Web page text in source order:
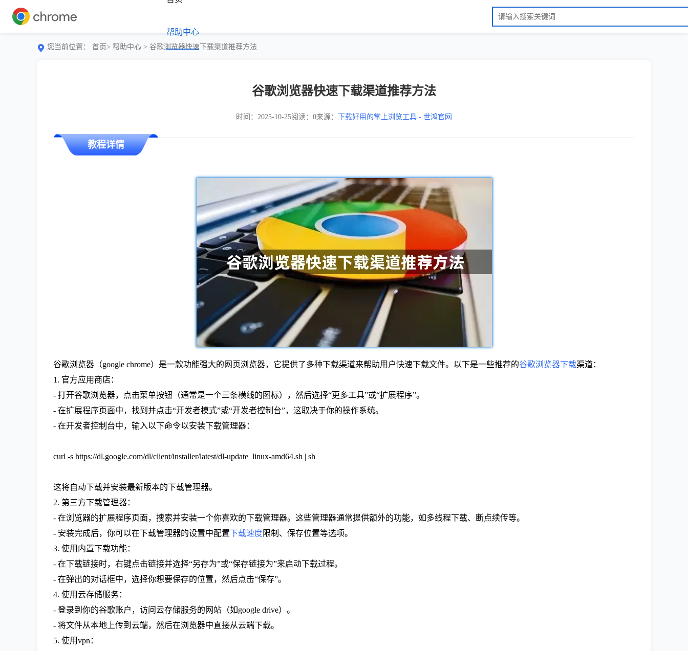
帮助中心
您当前位置： 首页> 帮助中心 > 谷歌浏览器快速下载渠道推荐方法
谷歌浏览器快速下载渠道推荐方法
时间：2025-10-25阅读：0来源： 下载好用的掌上浏览工具 - 世鸿官网
教程详情
谷歌浏览器（google chrome）是一款功能强大的网页浏览器，它提供了多种下载渠道来帮助用户快速下载文件。以下是一些推荐的谷歌浏览器下载渠道：
1. 官方应用商店：
- 打开谷歌浏览器，点击菜单按钮（通常是一个三条横线的图标），然后选择“更多工具”或“扩展程序”。
- 在扩展程序页面中，找到并点击“开发者模式”或“开发者控制台”，这取决于你的操作系统。
- 在开发者控制台中，输入以下命令以安装下载管理器：
curl -s https://dl.google.com/dl/client/installer/latest/dl-update_linux-amd64.sh | sh
这将自动下载并安装最新版本的下载管理器。
2. 第三方下载管理器：
- 在浏览器的扩展程序页面，搜索并安装一个你喜欢的下载管理器。这些管理器通常提供额外的功能，如多线程下载、断点续传等。
- 安装完成后，你可以在下载管理器的设置中配置下载速度限制、保存位置等选项。
3. 使用内置下载功能：
- 在下载链接时，右键点击链接并选择“另存为”或“保存链接为”来启动下载过程。
- 在弹出的对话框中，选择你想要保存的位置，然后点击“保存”。
4. 使用云存储服务：
- 登录到你的谷歌账户，访问云存储服务的网站（如google drive）。
- 将文件从本地上传到云端，然后在浏览器中直接从云端下载。
5. 使用vpn：